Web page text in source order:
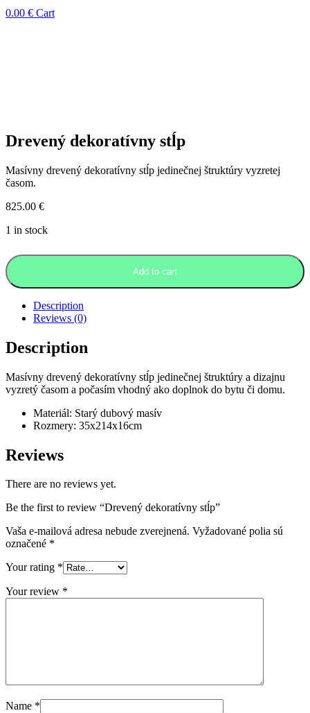
0.00 € Cart
Drevený dekoratívny stĺp
Masívny drevený dekoratívny stĺp jedinečnej štruktúry vyzretej
časom.
825.00 €
1 in stock
Add to cart
Description
Reviews (0)
Description
Masívny drevený dekoratívny stĺp jedinečnej štruktúry a dizajnu
vyzretý časom a počasím vhodný ako doplnok do bytu či domu.
Materiál: Starý dubový masív
Rozmery: 35x214x16cm
Reviews
There are no reviews yet.
Be the first to review “Drevený dekoratívny stĺp”
Vaša e-mailová adresa nebude zverejnená. Vyžadované polia sú
označené *
Your rating *
Your review *
Name *